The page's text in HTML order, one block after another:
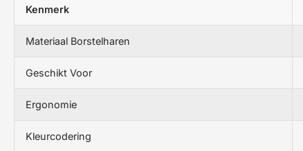
Kenmerk
Materiaal Borstelharen
Geschikt Voor
Ergonomie
Kleurcodering